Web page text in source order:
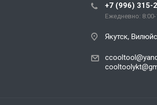
+7 (996) 315-
Ежедневно: 8:00-
Якутск,